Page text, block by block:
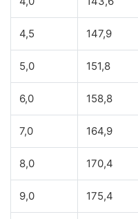
4,5 147,9
5,0 151,8
6,0 158,8
7,0 164,9
8,0 170,4
9,0 175,4